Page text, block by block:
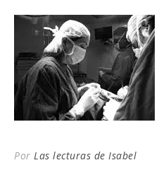
Por Las lecturas de Isabel